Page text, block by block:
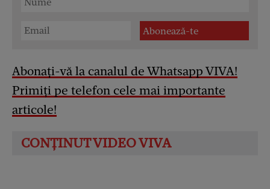
Abonați-vă la canalul de Whatsapp VIVA!
Primiți pe telefon cele mai importante
articole!